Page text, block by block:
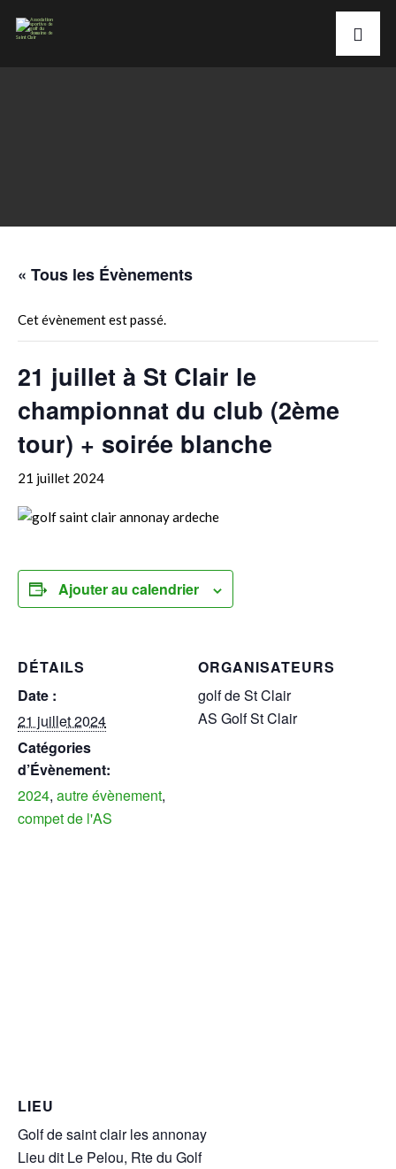
« Tous les Évènements
Cet évènement est passé.
21 juillet à St Clair le
championnat du club (2ème
tour) + soirée blanche
21 juillet 2024
Ajouter au calendrier
DÉTAILS
Date :
21 juillet 2024
Catégories
d’Évènement:
2024, autre évènement,
compet de l'AS
ORGANISATEURS
golf de St Clair
AS Golf St Clair
LIEU
Golf de saint clair les annonay
Lieu dit Le Pelou, Rte du Golf